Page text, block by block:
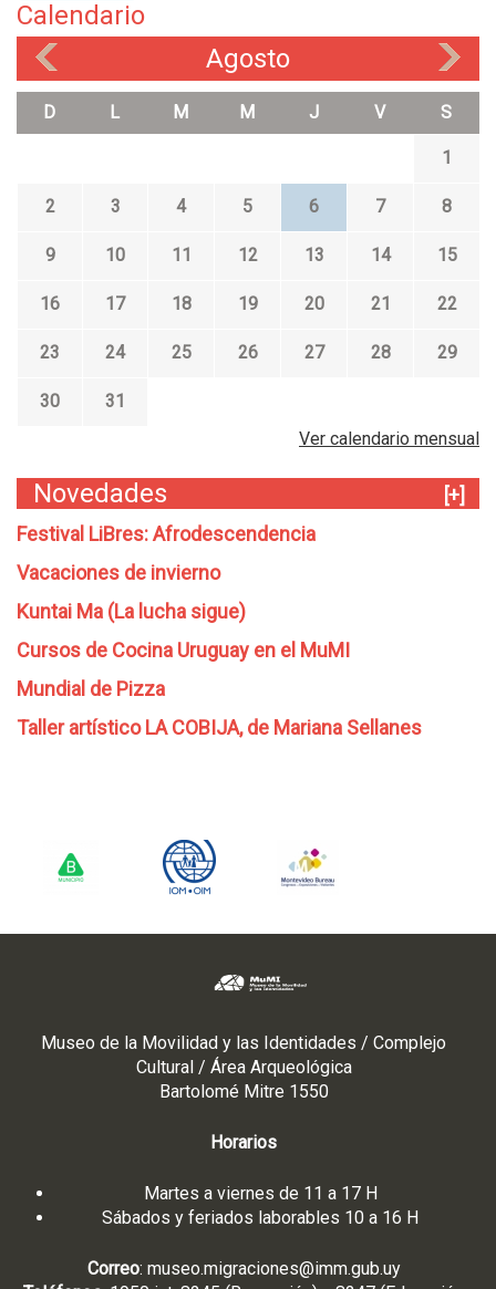
Calendario
Agosto
D L M M J V S
1
2 3 4 5 6 7 8
9 10 11 12 13 14 15
16 17 18 19 20 21 22
23 24 25 26 27 28 29
30
31
Ver calendario mensual
Novedades
[+]
Festival LiBres: Afrodescendencia
Vacaciones de invierno
Kuntai Ma (La lucha sigue)
Cursos de Cocina Uruguay en el MuMI
Mundial de Pizza
Taller artístico LA COBIJA, de Mariana Sellanes
Museo de la Movilidad y las Identidades / Complejo
Cultural / Área Arqueológica
Bartolomé Mitre 1550
Horarios
Martes a viernes de 11 a 17 H
Sábados y feriados laborables 10 a 16 H
Correo: museo.migraciones@imm.gub.uy